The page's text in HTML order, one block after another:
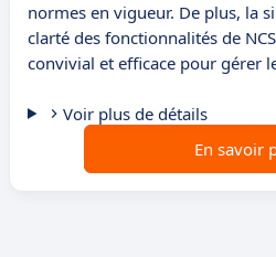
normes en vigueur. De plus, la
clarté des fonctionnalités de
convivial et efficace pour gérer
Voir plus de détails
En savoir